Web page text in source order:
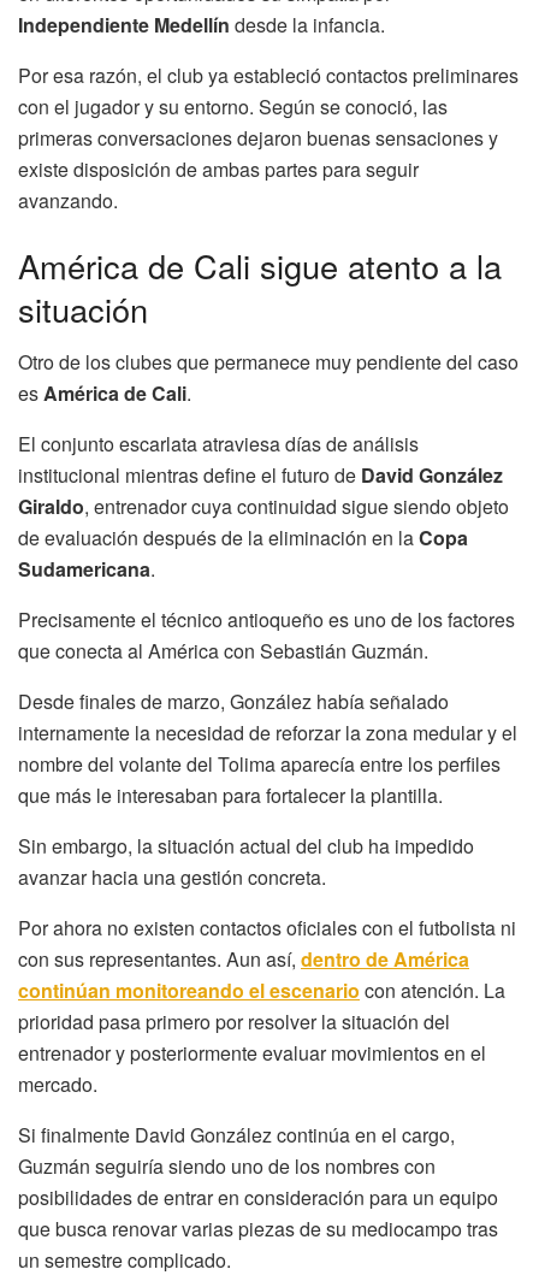
Independiente Medellín desde la infancia.
Por esa razón, el club ya estableció contactos preliminares
con el jugador y su entorno. Según se conoció, las
primeras conversaciones dejaron buenas sensaciones y
existe disposición de ambas partes para seguir
avanzando.
América de Cali sigue atento a la
situación
Otro de los clubes que permanece muy pendiente del caso
esAmérica de Cali.
El conjunto escarlata atraviesa días de análisis
institucional mientras define el futuro de David González
Giraldo, entrenador cuya continuidad sigue siendo objeto
de evaluación después de la eliminación en laCopa
Sudamericana.
Precisamente el técnico antioqueño es uno de los factores
que conecta al América con Sebastián Guzmán.
Desde finales de marzo, González había señalado
internamente la necesidad de reforzar la zona medular y el
nombre del volante del Tolima aparecía entre los perfiles
que más le interesaban para fortalecer la plantilla.
Sin embargo, la situación actual del club ha impedido
avanzar hacia una gestión concreta.
Por ahora no existen contactos oficiales con el futbolista ni
con sus representantes. Aun así, dentro de América
continúan monitoreando el escenario con atención. La
prioridad pasa primero por resolver la situación del
entrenador y posteriormente evaluar movimientos en el
mercado.
Si finalmente David González continúa en el cargo,
Guzmán seguiría siendo uno de los nombres con
posibilidades de entrar en consideración para un equipo
que busca renovar varias piezas de su mediocampo tras
un semestre complicado.